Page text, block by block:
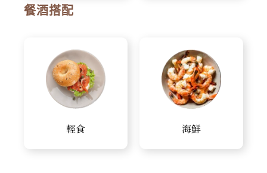
餐酒搭配
輕食 海鮮